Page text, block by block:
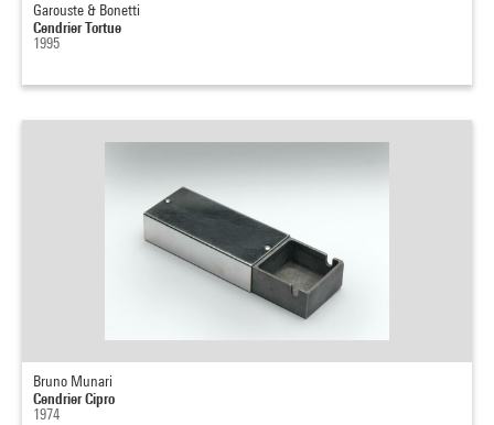
Garouste & Bonetti
Cendrier Tortue
1995
Bruno Munari
Cendrier Cipro
1974